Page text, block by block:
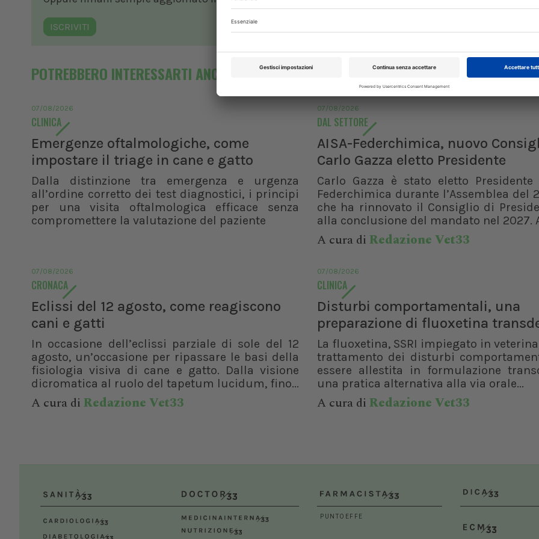
ISCRIVITI
POTREBBERO INTERESSARTI ANCHE
07/08/2026
CLINICA
Emergenze oftalmologiche, come
impostare il triage in cane e gatto
Dalla distinzione tra emergenza e urgenza
all’ordine corretto dei test diagnostici, i principi
per una visita oftalmologica efficace senza
compromettere la valutazione del paziente
07/08/2026
DAL SETTORE
AISA-Federchimica, nuovo
Carlo Gazza eletto Presidente
Carlo Gazza è stato eletto Presidente
Federchimica durante l’Assemblea del
che ha rinnovato il Consiglio di
alla conclusione del mandato nel 2027.
A cura di Redazione Vet33
07/08/2026
CRONACA
Eclissi del 12 agosto, come reagiscono
cani e gatti
In occasione dell’eclissi parziale di sole del 12
agosto, un’occasione per ripassare le basi della
fisiologia visiva di cane e gatto. Dalla visione
dicromatica al ruolo del tapetum lucidum, fino...
A cura di Redazione Vet33
07/08/2026
CLINICA
Disturbi comportamentali, una
preparazione di fluoxetina
La fluoxetina, SSRI impiegato in
trattamento dei disturbi
essere allestita in formulazione
una pratica alternativa alla via orale...
A cura di Redazione Vet33
XXI Congresso
Dal 12/02/2027al 14/02/2027
Bologna (BO)
Pillole in